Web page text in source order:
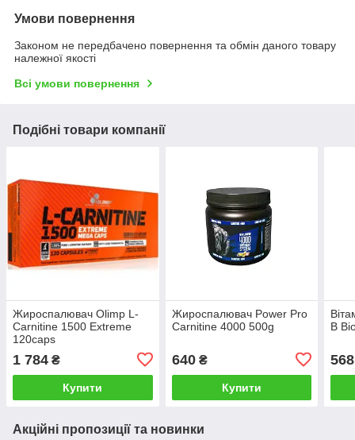
Умови повернення
Законом не передбачено повернення та обмін даного товару
належної якості
Всі умови повернення
Подібні товари компанії
Жироспалювач Olimp L-
Carnitine 1500 Extreme
120caps
1 784 ₴
Купити
Жироспалювач Power Pro
Carnitine 4000 500g
640₴
Купити
B
568
Акційні пропозиції та новинки